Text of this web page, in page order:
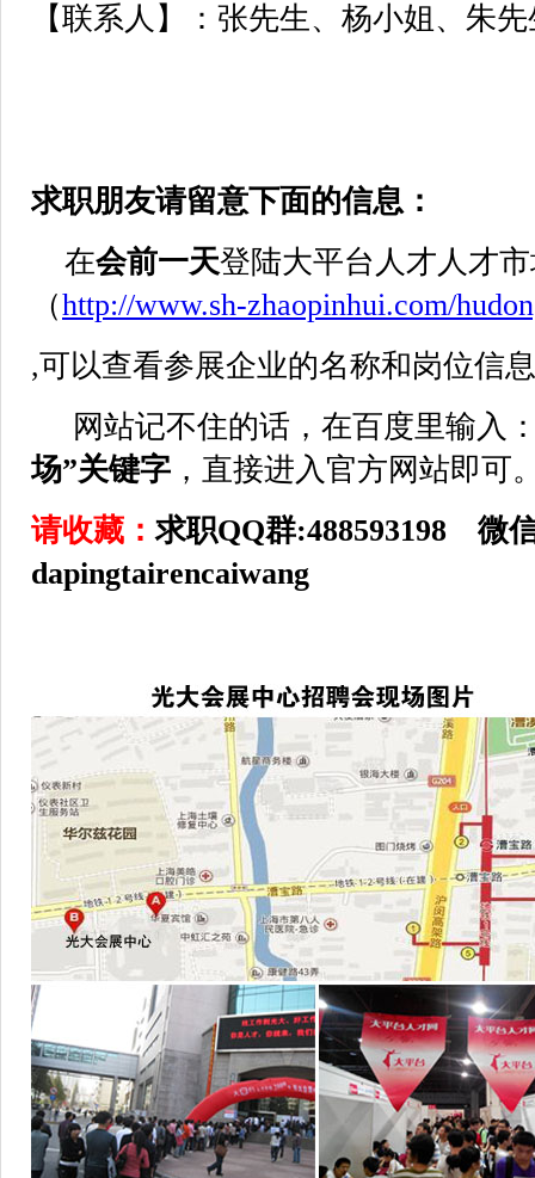
【联系人】：张先生、杨小姐、朱
求职朋友请留意下面的信息：
在会前一天登陆大平台人才人才
（http://www.sh-zhaopinhui.com/
,可以查看参展企业的名称和岗位信
网站记不住的话，在百度里输入
场”关键字 ，直接进入官方网站即可
请收藏：求职QQ群:488593198 微
dapingtairencaiwang